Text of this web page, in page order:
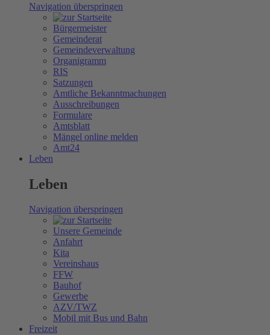
Navigation überspringen
Bürgermeister
Gemeinderat
Gemeindeverwaltung
Organigramm
RIS
Satzungen
Amtliche Bekanntmachungen
Ausschreibungen
Formulare
Amtsblatt
Mängel online melden
Amt24
Leben
Leben
Navigation überspringen
Unsere Gemeinde
Anfahrt
Kita
Vereinshaus
FFW
Bauhof
Gewerbe
AZV/TWZ
Mobil mit Bus und Bahn
Freizeit